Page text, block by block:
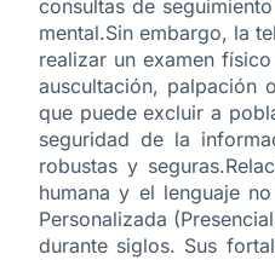
consultas de
mental.Sin embargo, la
realizar un examen
auscultación, palpación
que puede excluir a
seguridad de la
robustas y
humana y el lenguaje
Personalizada
durante siglos. Sus